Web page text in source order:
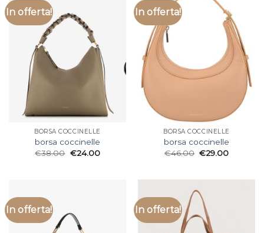
In offerta!
BORSA COCCINELLE
borsa coccinelle
€38.00 €24.00
In offerta!
BORSA COCCINELLE
borsa coccinelle
€46.00 €29.00
In offerta! In offerta!